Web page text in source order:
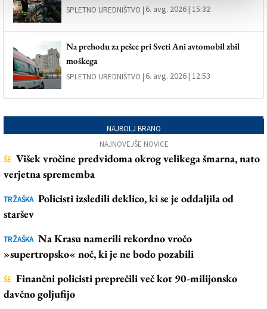
SPLETNO UREDNIŠTVO |6. avg. 2026 | 15:32
Na prehodu za pešce pri Sveti Ani avtomobil zbil
moškega
SPLETNO UREDNIŠTVO | 6. avg. 2026 | 12:53
NAJBOLJ BRANO
NAJNOVEJŠE NOVICE
ŠE Višek vročine predvidoma okrog velikega šmarna, nato
verjetna sprememba
TRŽAŠKA Policisti izsledili deklico, ki se je oddaljila od
staršev
TRŽAŠKA Na Krasu namerili rekordno vročo
»supertropsko« noč, ki je ne bodo pozabili
ŠE Finančni policisti preprečili več kot 90-milijonsko
davčno goljufijo